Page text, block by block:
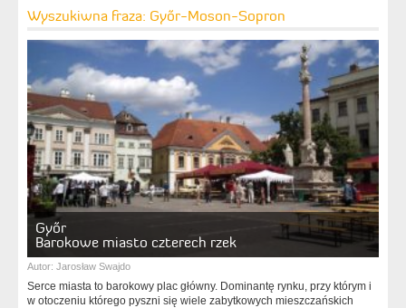
Wyszukiwna fraza: Győr-Moson-Sopron
Győr
Barokowe miasto czterech rzek
Autor: Jarosław Swajdo
Serce miasta to barokowy plac główny. Dominantę rynku, przy którym i
w otoczeniu którego pyszni się wiele zabytkowych mieszczańskich